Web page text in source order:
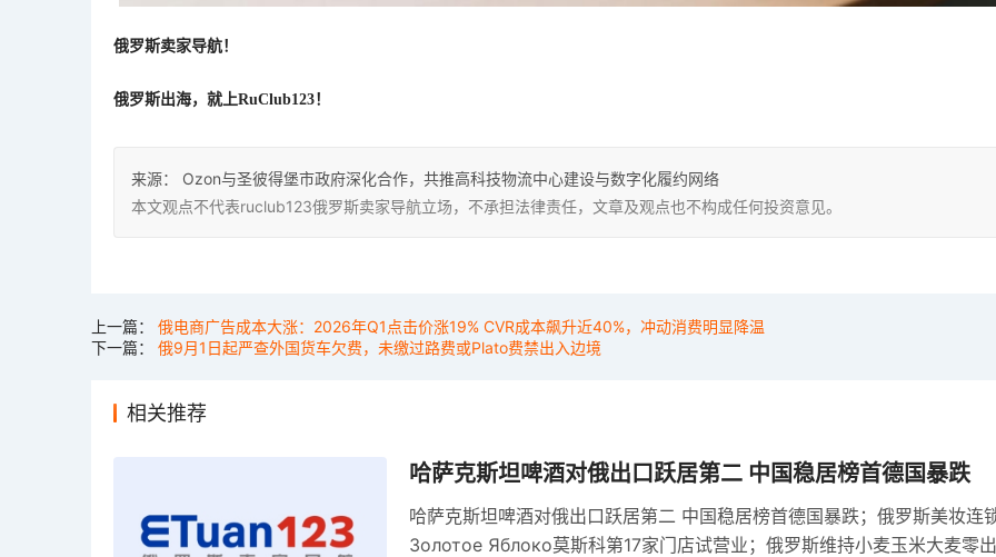
俄罗斯卖家导航！
俄罗斯出海，就上RuClub123！
来源：
Ozon与圣彼得堡市政府深化合作，共推高科技物流中心建设与数字化履约网络
本文观点不代表ruclub123俄罗斯卖家导航立场，不承担法律责任，文章及观点也不构成任何投资意见。
上一篇： 俄电商广告成本大涨：2026年Q1点击价涨19% CVR成本飙升近40%，冲动消费明显降温
下一篇： 俄9月1日起严查外国货车欠费，未缴过路费或Plato费禁出入边境
相关推荐
哈萨克斯坦啤酒对俄出口跃居第二 中国稳居榜首德国暴跌
哈萨克斯坦啤酒对俄出口跃居第二 中国稳居榜首德国暴跌；俄罗斯美妆连
Золотое Яблоко莫斯科第17家门店试营业；俄罗斯维持小麦玉米大麦零